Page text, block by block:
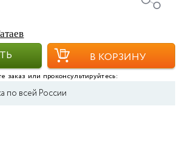
В КОРЗИНУ
заказ или проконсультируйтесь:
по всей России